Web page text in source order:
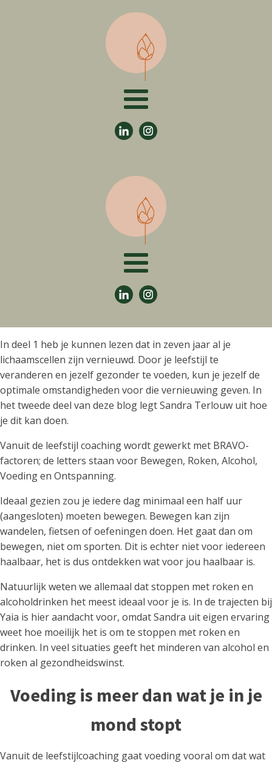
In deel 1 heb je kunnen lezen dat in zeven jaar al je
lichaamscellen zijn vernieuwd. Door je leefstijl te
veranderen en jezelf gezonder te voeden, kun je jezelf de
optimale omstandigheden voor die vernieuwing geven. In
het tweede deel van deze blog legt Sandra Terlouw uit hoe
je dit kan doen.
Vanuit de leefstijl coaching wordt gewerkt met BRAVO-
factoren; de letters staan voor Bewegen, Roken, Alcohol,
Voeding en Ontspanning.
Ideaal gezien zou je iedere dag minimaal een half uur
(aangesloten) moeten bewegen. Bewegen kan zijn
wandelen, fietsen of oefeningen doen. Het gaat dan om
bewegen, niet om sporten. Dit is echter niet voor iedereen
haalbaar, het is dus ontdekken wat voor jou haalbaar is.
Natuurlijk weten we allemaal dat stoppen met roken en
alcoholdrinken het meest ideaal voor je is. In de trajecten bij
Yaia is hier aandacht voor, omdat Sandra uit eigen ervaring
weet hoe moeilijk het is om te stoppen met roken en
drinken. In veel situaties geeft het minderen van alcohol en
roken al gezondheidswinst.
Voeding is meer dan wat je in je
mond stopt
Vanuit de leefstijlcoaching gaat voeding vooral om dat wat